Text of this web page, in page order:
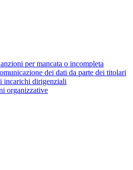
per mancata o incompleta
dei dati da parte dei titolari
incarichi dirigenziali
organizzative